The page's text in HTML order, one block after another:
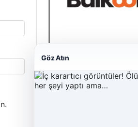
Bulkoon Toptan Ayakkabı
03/05/2026
Göz Atın